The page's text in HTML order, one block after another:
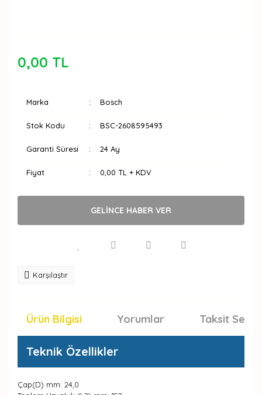
0,00 TL
Marka Bosch
Stok Kodu BSC-2608595493
Garanti Süresi 24 Ay
Fiyat 0,00 TL + KDV
GELİNCE HABER VER
Karşılaştır
Ürün Bilgisi Yorumlar Taksit
Teknik Özellikler
Çap(D) mm: 24,0